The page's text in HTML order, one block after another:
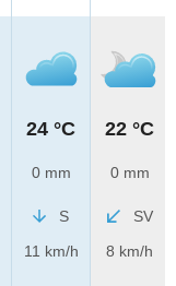
24 °C
0 mm
S
11 km/h
22 °C
0 mm
SV
8 km/h